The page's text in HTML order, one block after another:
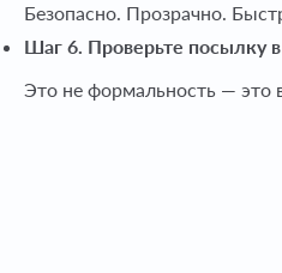
Безопасно. Прозрачно.
Шаг 6. Проверьте посылку
Это не формальность — это